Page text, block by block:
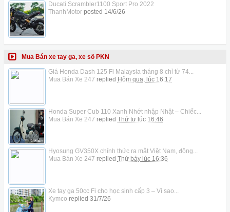
Ducati Scrambler1100 Sport Pro 2022
ThanhMotorposted 14/6/26
Mua Bán xe tay ga, xe số PKN
Giá Honda Dash 125 Fi Malaysia tháng 8 chỉ từ 74...
Mua Bán Xe 247 replied Hôm qua, lúc 16:17
Honda Super Cub 110 Xanh Nhớt nhập Nhật – Chiếc...
Mua Bán Xe 247 replied Thứ tư lúc 16:46
Hyosung GV350X chính thức ra mắt Việt Nam, động...
Mua Bán Xe 247 replied Thứ bảy lúc 16:36
Xe tay ga 50cc Fi cho học sinh cấp 3 – Vì sao...
Kymco replied 31/7/26